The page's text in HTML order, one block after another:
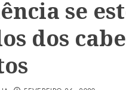
se
dos